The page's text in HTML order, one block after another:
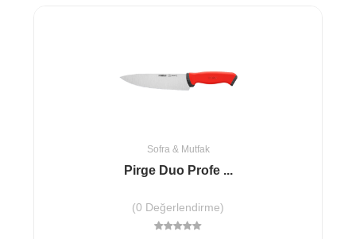
Sofra & Mutfak
Pirge Duo Profe ...
(0 Değerlendirme)